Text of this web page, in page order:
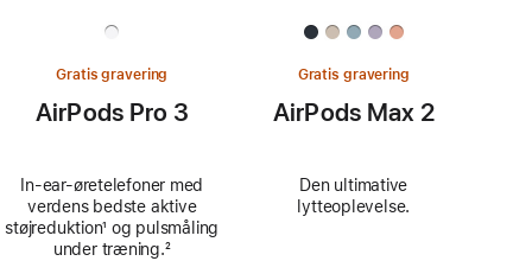
Gratis gravering
AirPods Pro 3
In-ear-øretelefoner med
verdens bedste aktive
støjreduktionFodnote
¹ og pulsmåling
under træning.Fodnote
²
Gratis gravering
AirPods Max 2
Den ultimative
lytteoplevelse.